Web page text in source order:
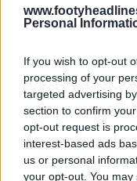
Personal
If you wish to opt-out
processing of your
targeted advertising
section to confirm
opt-out request is
interest-based ads
us or personal
your opt-out. You